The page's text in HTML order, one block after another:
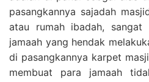
pasangkannya sajadah
atau rumah ibadah, sangat
jamaah yang hendak
di pasangkannya karpet
membuat para jamaah